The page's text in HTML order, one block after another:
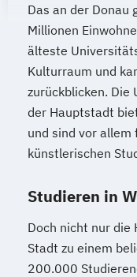
Das an der Donau
Millionen
älteste
Kulturraum und
zurückblicken. Die
der Hauptstadt
und sind vor allem
künstlerischen
Studieren in
Doch nicht nur die
Stadt zu einem
200.000